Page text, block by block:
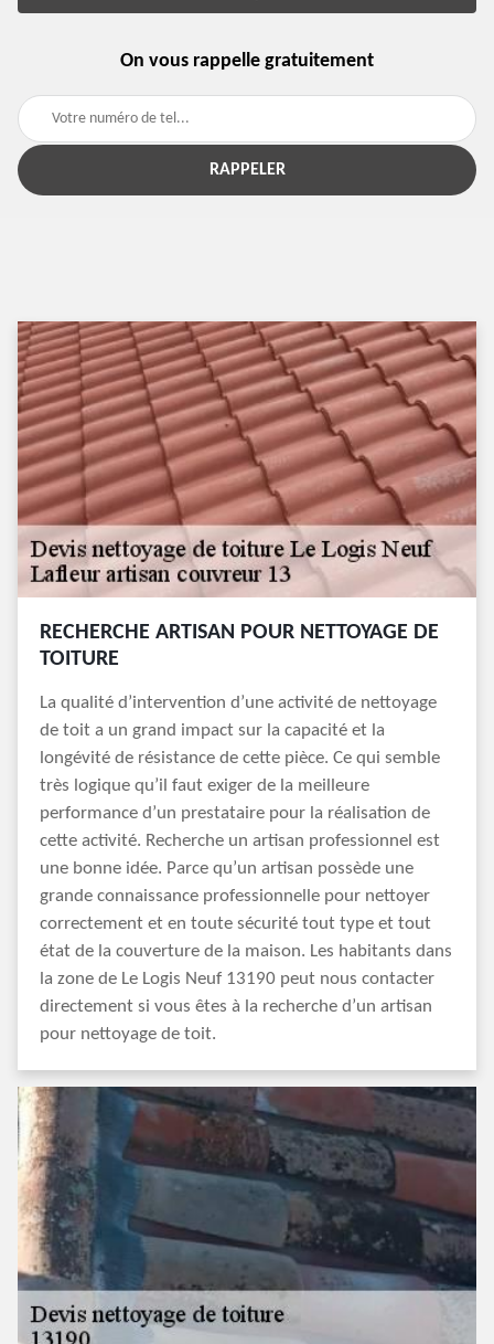
On vous rappelle gratuitement
RECHERCHE ARTISAN POUR NETTOYAGE DE
TOITURE
La qualité d’intervention d’une activité de nettoyage
de toit a un grand impact sur la capacité et la
longévité de résistance de cette pièce. Ce qui semble
très logique qu’il faut exiger de la meilleure
performance d’un prestataire pour la réalisation de
cette activité. Recherche un artisan professionnel est
une bonne idée. Parce qu’un artisan possède une
grande connaissance professionnelle pour nettoyer
correctement et en toute sécurité tout type et tout
état de la couverture de la maison. Les habitants dans
la zone de Le Logis Neuf 13190 peut nous contacter
directement si vous êtes à la recherche d’un artisan
pour nettoyage de toit.